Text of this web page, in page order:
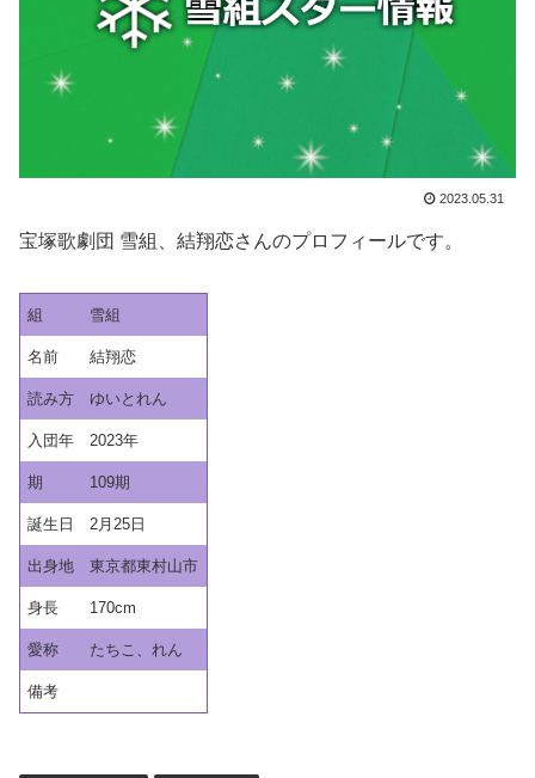
2023.05.31
宝塚歌劇団 雪組、結翔恋さんのプロフィールです。
組 雪組
名前 結翔恋
読み方 ゆいとれん
入団年 2023年
期 109期
誕生日 2月25日
出身地 東京都東村山市
身長 170cm
愛称 たちこ、れん
備考